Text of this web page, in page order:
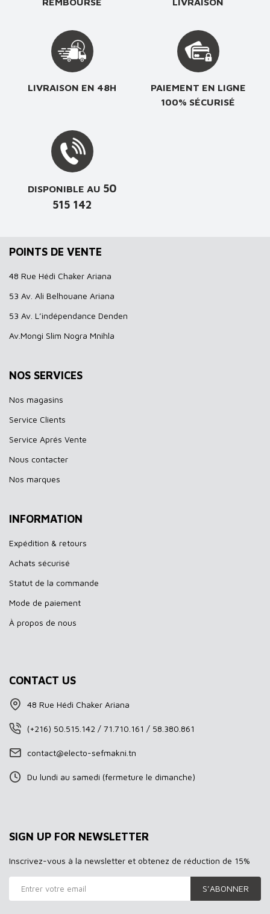
LIVRAISON EN 48H
PAIEMENT EN LIGNE
100% SÉCURISÉ
DISPONIBLE AU 50
515 142
POINTS DE VENTE
48 Rue Hédi Chaker Ariana
53 Av. Ali Belhouane Ariana
53 Av. L’indépendance Denden
Av.Mongi Slim Nogra Mnihla
NOS SERVICES
Nos magasins
Service Clients
Service Aprés Vente
Nous contacter
Nos marques
INFORMATION
Expédition & retours
Achats sécurisé
Statut de la commande
Mode de paiement
À propos de nous
CONTACT US
48 Rue Hédi Chaker Ariana
(+216) 50.515.142 / 71.710.161 / 58.380.861
contact@electo-sefmakni.tn
Du lundi au samedi (fermeture le dimanche)
SIGN UP FOR NEWSLETTER
Inscrivez-vous à la newsletter et obtenez de réduction de 15%
S’ABONNER